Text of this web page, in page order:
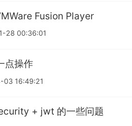
Fusion Player
28 00:36:01
点操作
16:49:21
+ jwt 的一些问题